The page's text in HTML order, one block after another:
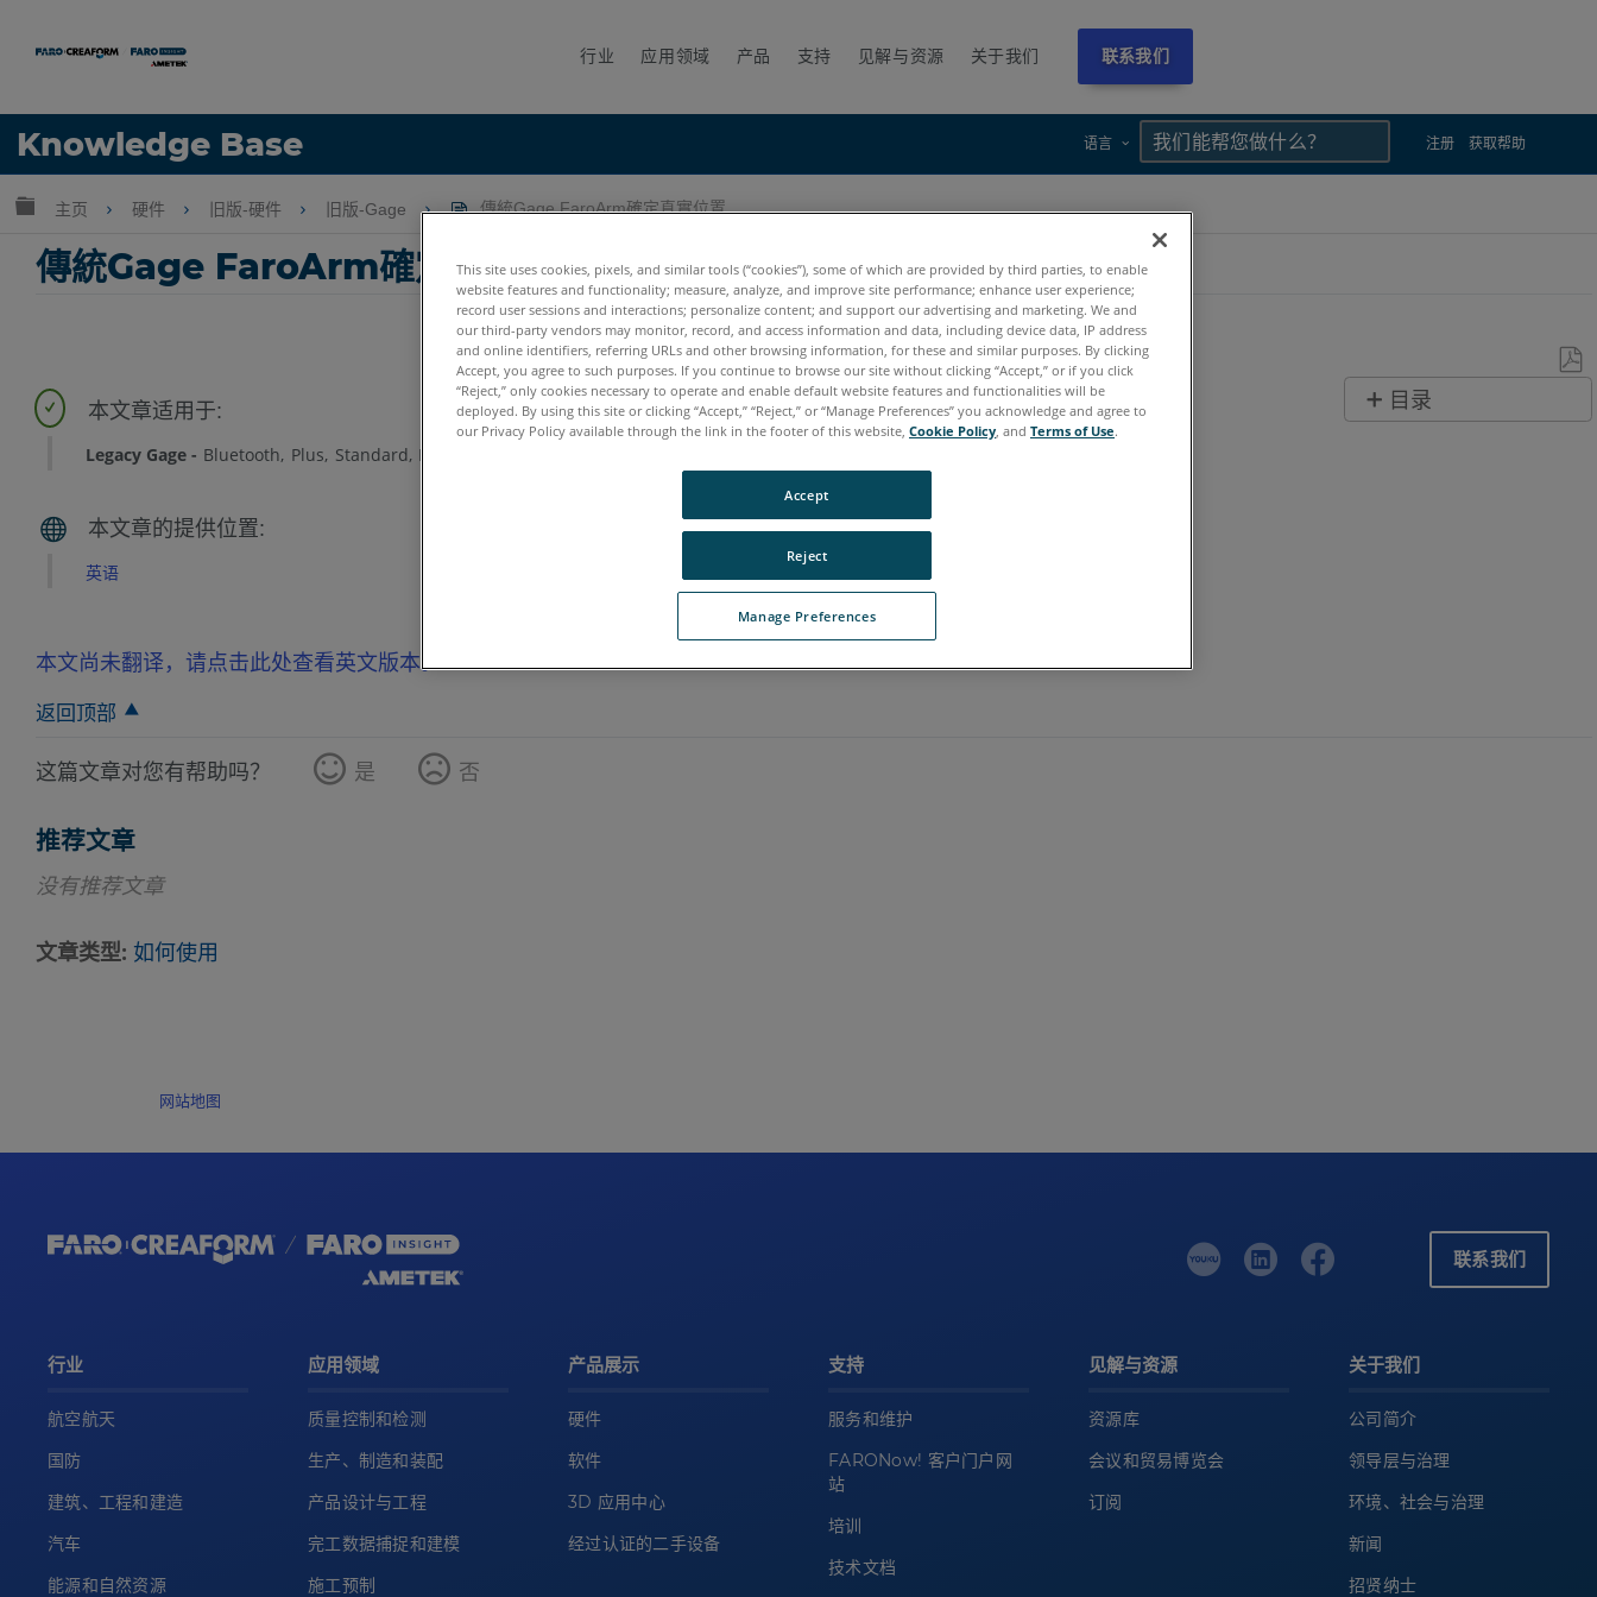
行业 应用领域 产品 支持 见解与资源 关于我们 联系我们
Knowledge Base 语言 注册 获取帮助
语言
扩展/隐缩全局层次
主页 硬件 旧版-硬件 旧版-Gage 傳統Gage FaroArm確定真實位置
傳統Gage FaroArm確定真實位置
存
目录
Legacy Gage Bluetooth Plus Standard Power
英语
本文尚未翻译，请点击此处查看英文版本。
返回顶部
这篇文章对您有帮助吗？ 是 否
推荐文章
没有推荐文章
文章类型 如何使用
网站地图
联系我们
行业
航空航天
国防
建筑、工程和建造
汽车
能源和自然资源
应用领域
质量控制和检测
生产、制造和装配
产品设计与工程
完工数据捕捉和建模
施工预制
产品展示
硬件
软件
3D 应用中心
经过认证的二手设备
支持
服务和维护
FARONow! 客户门户网
站
培训
技术文档
见解与资源
资源库
会议和贸易博览会
订阅
关于我们
公司简介
领导层与治理
环境、社会与治理
新闻
招贤纳士
This site uses cookies, pixels, and similar tools (“cookies”), some of which are provided by third parties, to enable
website features and functionality; measure, analyze, and improve site performance; enhance user experience;
record user sessions and interactions; personalize content; and support our advertising and marketing. We and
our third-party vendors may monitor, record, and access information and data, including device data, IP address
and online identifiers, referring URLs and other browsing information, for these and similar purposes. By clicking
Accept, you agree to such purposes. If you continue to browse our site without clicking “Accept,” or if you click
“Reject,” only cookies necessary to operate and enable default website features and functionalities will be
deployed. By using this site or clicking “Accept,” “Reject,” or “Manage Preferences” you acknowledge and agree to
our Privacy Policy available through the link in the footer of this website, Cookie Policy, and Terms of Use.
Manage Preferences
Reject
Accept